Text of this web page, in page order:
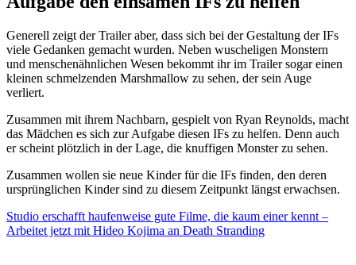
Generell zeigt der Trailer aber, dass sich bei der Gestaltung der IFs
viele Gedanken gemacht wurden. Neben wuscheligen Monstern
und menschenähnlichen Wesen bekommt ihr im Trailer sogar einen
kleinen schmelzenden Marshmallow zu sehen, der sein Auge
verliert.
Zusammen mit ihrem Nachbarn, gespielt von Ryan Reynolds, macht
das Mädchen es sich zur Aufgabe diesen IFs zu helfen. Denn auch
er scheint plötzlich in der Lage, die knuffigen Monster zu sehen.
Zusammen wollen sie neue Kinder für die IFs finden, den deren
ursprünglichen Kinder sind zu diesem Zeitpunkt längst erwachsen.
Studio erschafft haufenweise gute Filme, die kaum einer kennt –
Arbeitet jetzt mit Hideo Kojima an Death Stranding